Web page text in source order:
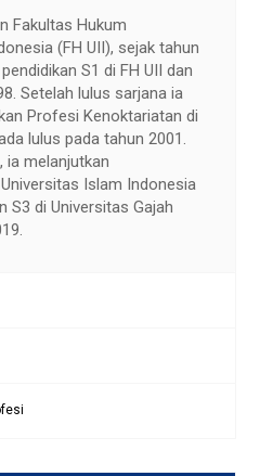
Fakultas Hukum
(FH UII), sejak tahun
S1 di FH UII dan
Setelah lulus sarjana ia
Profesi Kenoktariatan di
lulus pada tahun 2001.
ia melanjutkan
Islam Indonesia
S3 di Universitas Gajah